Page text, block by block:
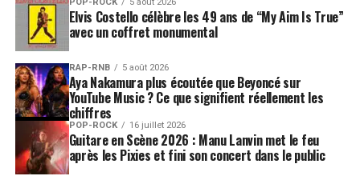
Elvis Costello célèbre les 49 ans de “My Aim Is True”
avec un coffret monumental
RAP-RNB 5 août 2026
Aya Nakamura plus écoutée que Beyoncé sur
YouTube Music ? Ce que signifient réellement les
chiffres
POP-ROCK 16 juillet 2026
Guitare en Scène 2026 : Manu Lanvin met le feu
après les Pixies et fini son concert dans le public